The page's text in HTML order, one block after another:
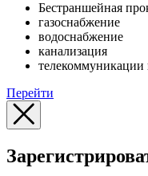
Бестраншейная
газоснабжение
водоснабжение
канализация
телекоммуникации
Перейти